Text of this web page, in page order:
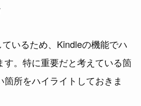
いるため、Kindleの機能でハ
す。特に重要だと考えている箇
所をハイライトしておきま